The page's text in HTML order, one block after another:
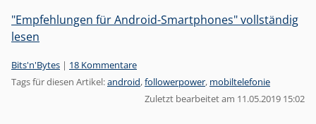
"Empfehlungen für Android-Smartphones" vollständig
lesen
Kategorien:
Bits'n'Bytes | 18 Kommentare
Tags für diesen Artikel:android,followerpower, mobiltelefonie
Zuletzt bearbeitet am 11.05.2019 15:02